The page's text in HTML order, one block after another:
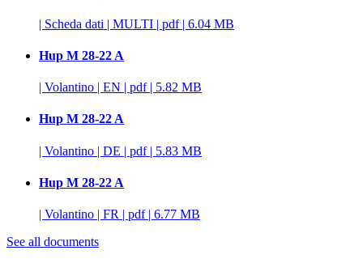
| Scheda dati | MULTI | pdf | 6.04 MB
Hup M 28-22 A
| Volantino | EN | pdf | 5.82 MB
Hup M 28-22 A
| Volantino | DE | pdf | 5.83 MB
Hup M 28-22 A
| Volantino | FR | pdf | 6.77 MB
See all documents